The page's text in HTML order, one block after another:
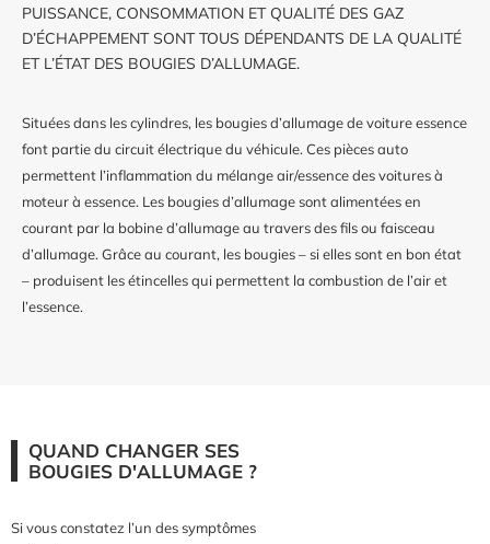
PUISSANCE, CONSOMMATION ET QUALITÉ DES GAZ
D’ÉCHAPPEMENT SONT TOUS DÉPENDANTS DE LA QUALITÉ
ET L’ÉTAT DES BOUGIES D’ALLUMAGE.
Situées dans les cylindres, les bougies d’allumage de voiture essence
font partie du circuit électrique du véhicule. Ces pièces auto
permettent l’inflammation du mélange air/essence des voitures à
moteur à essence. Les bougies d’allumage sont alimentées en
courant par la bobine d’allumage au travers des fils ou faisceau
d’allumage. Grâce au courant, les bougies – si elles sont en bon état
– produisent les étincelles qui permettent la combustion de l’air et
l’essence.
QUAND CHANGER SES
BOUGIES D'ALLUMAGE ?
Si vous constatez l’un des symptômes